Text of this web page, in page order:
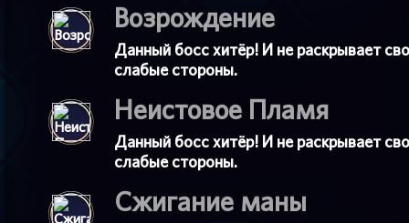
Возрождение
Данный босс хитёр! И не раскрывает
слабые стороны.
Неистовое Пламя
Данный босс хитёр! И не раскрывает
слабые стороны.
Сжигание маны